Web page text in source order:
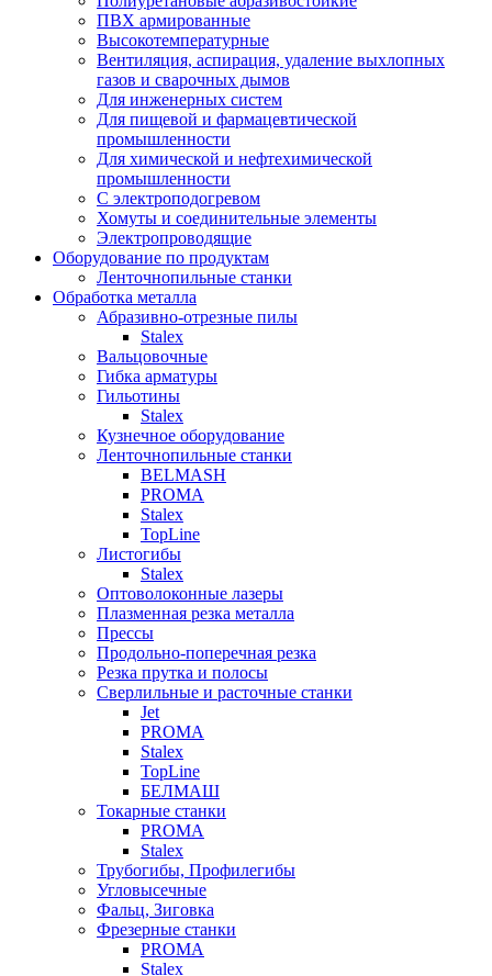
ПВХ армированные
Высокотемпературные
Вентиляция, аспирация, удаление выхлопных
газов и сварочных дымов
Для инженерных систем
Для пищевой и фармацевтической
промышленности
Для химической и нефтехимической
промышленности
С электроподогревом
Хомуты и соединительные элементы
Электропроводящие
Оборудование по продуктам
Ленточнопильные станки
Обработка металла
Абразивно-отрезные пилы
Stalex
Вальцовочные
Гибка арматуры
Гильотины
Stalex
Кузнечное оборудование
Ленточнопильные станки
BELMASH
PROMA
Stalex
TopLine
Листогибы
Stalex
Оптоволоконные лазеры
Плазменная резка металла
Прессы
Продольно-поперечная резка
Резка прутка и полосы
Сверлильные и расточные станки
Jet
PROMA
Stalex
TopLine
БЕЛМАШ
Токарные станки
PROMA
Stalex
Трубогибы, Профилегибы
Угловысечные
Фальц, Зиговка
Фрезерные станки
PROMA
Stalex